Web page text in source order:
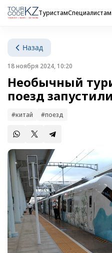
ТуристамСпециалистам
Назад
18 ноября 2024, 10:20
Необычный
поезд
#китай #поезд